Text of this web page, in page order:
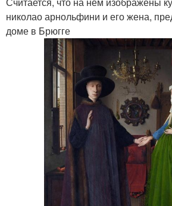
николао арнольфини и его жена,
доме в Брюгге